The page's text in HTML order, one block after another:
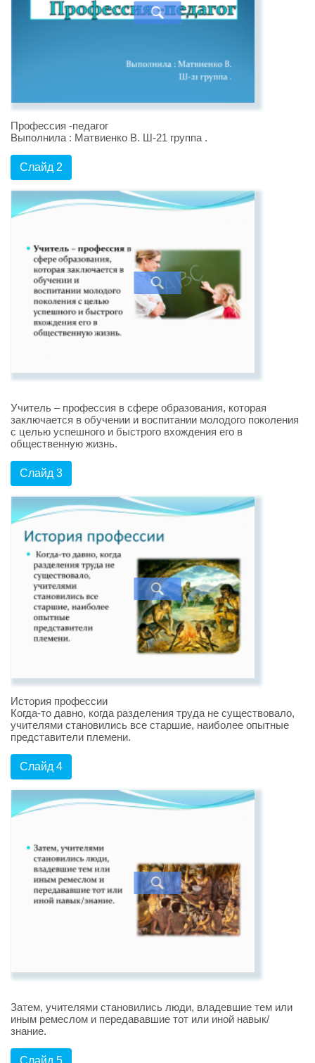
Профессия -педагог
Выполнила : Матвиенко В. Ш-21 группа .
Слайд 2
Учитель – профессия в сфере образования, которая
заключается в обучении и воспитании молодого поколения
с целью успешного и быстрого вхождения его в
общественную жизнь.
Слайд 3
История профессии
Когда-то давно, когда разделения труда не существовало,
учителями становились все старшие, наиболее опытные
представители племени.
Слайд 4
Затем, учителями становились люди, владевшие тем или
иным ремеслом и передававшие тот или иной навык/
знание.